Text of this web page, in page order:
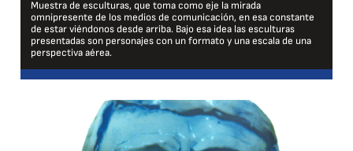
Muestra de esculturas, que toma como eje la mirada
omnipresente de los medios de comunicación, en esa constante
de estar viéndonos desde arriba. Bajo esa idea las esculturas
presentadas son personajes con un formato y una escala de una
perspectiva aérea.